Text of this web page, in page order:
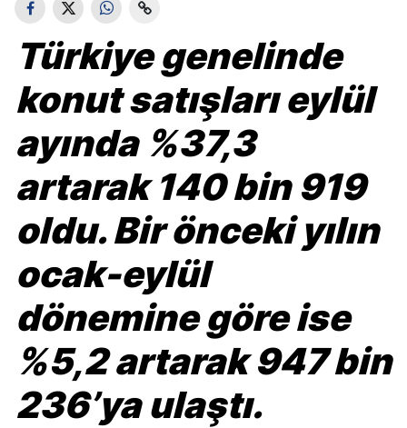
Türkiye genelinde
konut satışları eylül
ayında %37,3
artarak 140 bin 919
oldu. Bir önceki yılın
ocak-eylül
dönemine göre ise
%5,2 artarak 947 bin
236’ya ulaştı.